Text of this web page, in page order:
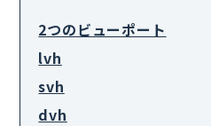
2つのビューポート
lvh
svh
dvh